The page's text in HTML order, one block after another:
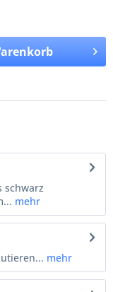
schwarz
mehr
mehr